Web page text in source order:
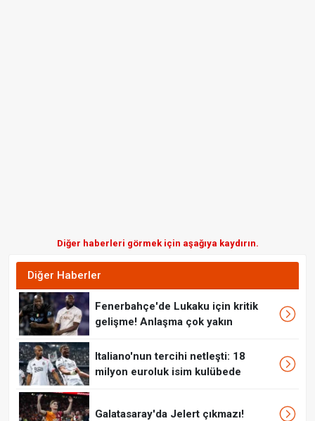
Diğer haberleri görmek için aşağıya kaydırın.
Diğer Haberler
Fenerbahçe'de Lukaku için kritik
gelişme! Anlaşma çok yakın
Italiano'nun tercihi netleşti: 18
milyon euroluk isim kulübede
Galatasaray'da Jelert çıkmazı!